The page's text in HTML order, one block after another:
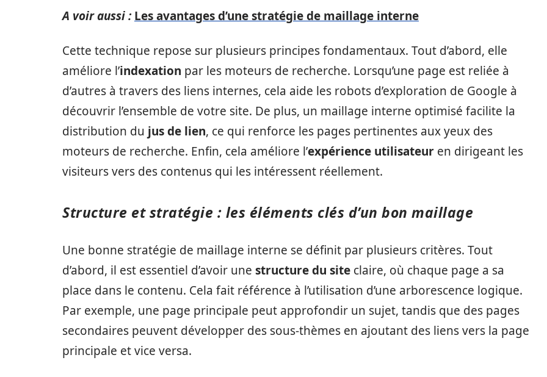
A voir aussi : Les avantages d’une stratégie de maillage interne
Cette technique repose sur plusieurs principes fondamentaux. Tout d’abord, elle
améliore l’indexation par les moteurs de recherche. Lorsqu’une page est reliée à
d’autres à travers des liens internes, cela aide les robots d’exploration de Google à
découvrir l’ensemble de votre site. De plus, un maillage interne optimisé facilite la
distribution du jus de lien, ce qui renforce les pages pertinentes aux yeux des
moteurs de recherche. Enfin, cela améliore l’expérience utilisateur en dirigeant les
visiteurs vers des contenus qui les intéressent réellement.
Structure et stratégie : les éléments clés d’un bon maillage
Une bonne stratégie de maillage interne se définit par plusieurs critères. Tout
d’abord, il est essentiel d’avoir une structure du site claire, où chaque page a sa
place dans le contenu. Cela fait référence à l’utilisation d’une arborescence logique.
Par exemple, une page principale peut approfondir un sujet, tandis que des pages
secondaires peuvent développer des sous-thèmes en ajoutant des liens vers la page
principale et vice versa.